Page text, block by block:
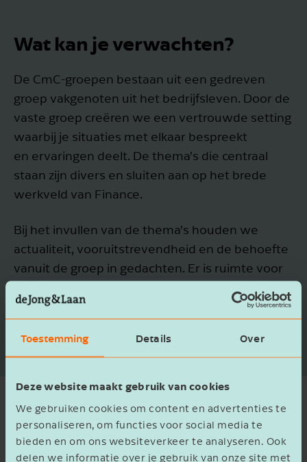
Toestemming Details Over
Deze website maakt gebruik van cookies
We gebruiken cookies om content en advertenties te
personaliseren, om functies voor social media te
bieden en om ons websiteverkeer te analyseren. Ook
delen we informatie over je gebruik van onze site met
Wat kan je verwachten?
De CmC-groepen bestaan uit een gedreven
groep vakgenoten uit het bedrijfsleven. Door de
vaste groep creëren we een vertrouwde setting
waarbij je situaties met elkaar bespreekt
en ervaringen deelt. De thema’s die centraal
staan zijn divers en sluiten aan op het brede
werkveld van Finance.
Bij het invullen van de thema’s houden we
actualiteit, vooruitstrevendheid en de behoefte
vanuit de groep in gedachten. Er is ruimte voor
sprekers. Daarbij kiezen we voor een mix van
Jong & Laan.
Kennis delen doen we samen
Elke CmC-groep komt vier keer per jaar op een